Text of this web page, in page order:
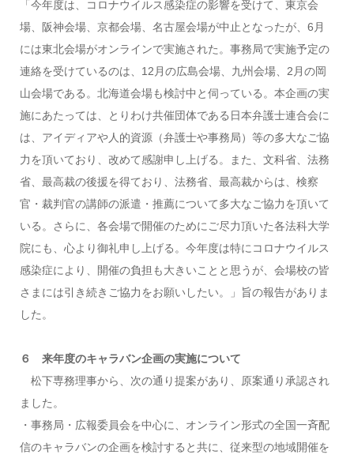
「今年度は、コロナウイルス感染症の影響を受けて、東京会
場、阪神会場、京都会場、名古屋会場が中止となったが、6月
には東北会場がオンラインで実施された。事務局で実施予定の
連絡を受けているのは、12月の広島会場、九州会場、2月の岡
山会場である。北海道会場も検討中と伺っている。本企画の実
施にあたっては、とりわけ共催団体である日本弁護士連合会に
は、アイディアや人的資源（弁護士や事務局）等の多大なご協
力を頂いており、改めて感謝申し上げる。また、文科省、法務
省、最高裁の後援を得ており、法務省、最高裁からは、検察
官・裁判官の講師の派遣・推薦について多大なご協力を頂いて
いる。さらに、各会場で開催のためにご尽力頂いた各法科大学
院にも、心より御礼申し上げる。今年度は特にコロナウイルス
感染症により、開催の負担も大きいことと思うが、会場校の皆
さまには引き続きご協力をお願いしたい。」旨の報告がありま
した。
６ 来年度のキャラバン企画の実施について
松下専務理事から、次の通り提案があり、原案通り承認され
ました。
・事務局・広報委員会を中心に、オンライン形式の全国一斉配
信のキャラバンの企画を検討すると共に、従来型の地域開催を